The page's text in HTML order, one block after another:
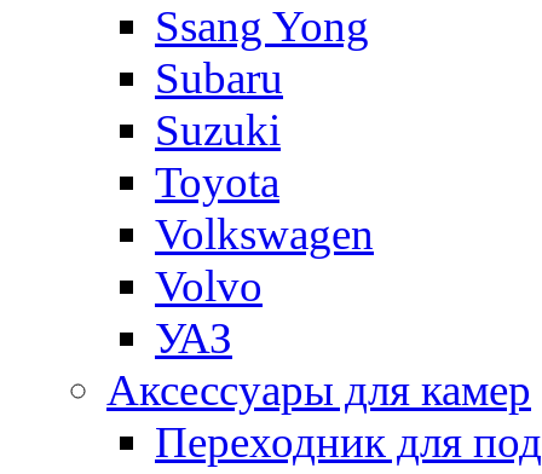
Ssang Yong
Subaru
Suzuki
Toyota
Volkswagen
Volvo
УАЗ
Аксессуары для камер
Переходник для